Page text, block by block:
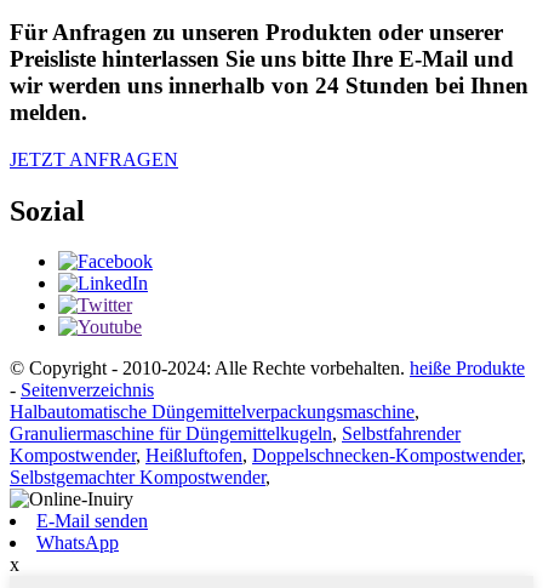
Für Anfragen zu unseren Produkten oder unserer
Preisliste hinterlassen Sie uns bitte Ihre E-Mail und
wir werden uns innerhalb von 24 Stunden bei Ihnen
melden.
JETZT ANFRAGEN
Sozial
© Copyright - 2010-2024: Alle Rechte vorbehalten. heiße Produkte
- Seitenverzeichnis
Halbautomatische Düngemittelverpackungsmaschine,
Granuliermaschine für Düngemittelkugeln, Selbstfahrender
Kompostwender, Heißluftofen, Doppelschnecken-Kompostwender,
Selbstgemachter Kompostwender,
E-Mail senden
WhatsApp
x